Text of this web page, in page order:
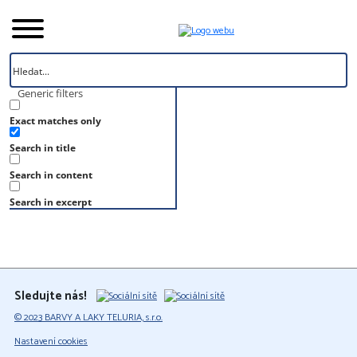
Generic filters
Exact matches only
Search in title
Search in content
Search in excerpt
Úvod
Vzorník
S 3030-B50G
S 3030-B50G
Sledujte nás!
© 2023 BARVY A LAKY TELURIA, s.r.o.
Nastavení cookies